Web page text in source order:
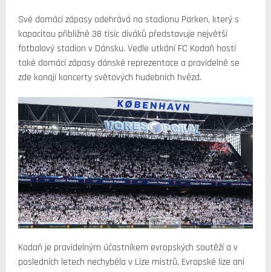
Své domácí zápasy odehrává na stadionu Parken, který s
kapacitou přibližně 38 tisíc diváků představuje největší
fotbalový stadion v Dánsku. Vedle utkání FC Kodaň hostí
také domácí zápasy dánské reprezentace a pravidelně se
zde konají koncerty světových hudebních hvězd.
Kodaň je pravidelným účastníkem evropských soutěží a v
posledních letech nechyběla v Lize mistrů, Evropské lize ani